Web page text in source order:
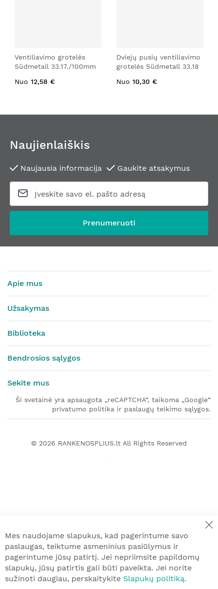
Ventiliavimo grotelės
Südmetall 33.17./100mm
Nuo 12,58 €
Dviejų pusių ventiliavimo
grotelės Südmetall 33.18
Nuo 10,30 €
Naujienlaiškis
Naujausia informacija Gaukite atsakymus
Prenumeruoti
Apie mus
Užsakymas
Biblioteka
Bendrosios sąlygos
Sekite mus
Ši svetainė yra apsaugota „reCAPTCHA“, taikoma „Google“
privatumo politika ir paslaugų teikimo sąlygos.
© 2026 RANKENOSPLIUS.lt All Rights Reserved
Mes naudojame slapukus, kad pagerintume savo
paslaugas, teiktume asmeninius pasiūlymus ir
pagerintume jūsų patirtį. Jei nepriimsite papildomų
slapukų, jūsų patirtis gali būti paveikta. Jei norite
sužinoti daugiau, perskaitykite Slapukų politiką.